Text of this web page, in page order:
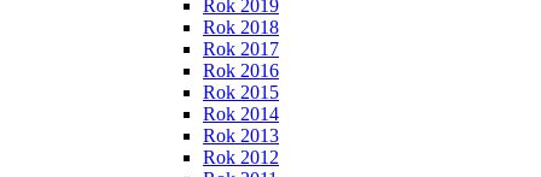
Rok 2019
Rok 2018
Rok 2017
Rok 2016
Rok 2015
Rok 2014
Rok 2013
Rok 2012